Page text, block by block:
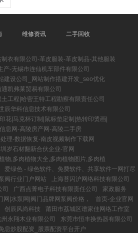
维修资讯 二手回收
衣有限公司-革皮服装-革皮制品-其他服装
产-无锡市连仙机车部件有限公司
建设公司_网站制作搭建开发_seo优化
通凯弗莱贸易有限公司
工程|哈密王特工程勘察有限责任公司
辰华科信息技术有限公司
花|马克杯订制|鼠标垫定制|热转印烫画|
息网-高陵房产网-高陵二手房
理-数据恢复-南皮视频制作下载网
岁石材翻新合伙企业-官网
物,多肉植物大全,多肉植物图片,多肉植
爱绿色 - 绿色软件、免费软件、共享软件一网打尽
阀行业门户网站
上海苔闪沪网络科技有限公司
司
广西点菁电子科技有限责任公司
家政服务
|水泵网|阀门品牌网泵阀价格，
首页-企业官网
创辰风尚科技
莆田市荔城区谱家佳网络工作室
州永翔木业有限公司
东莞市恒丰换热器有限公司
息炒股配资_股票配资平台开户